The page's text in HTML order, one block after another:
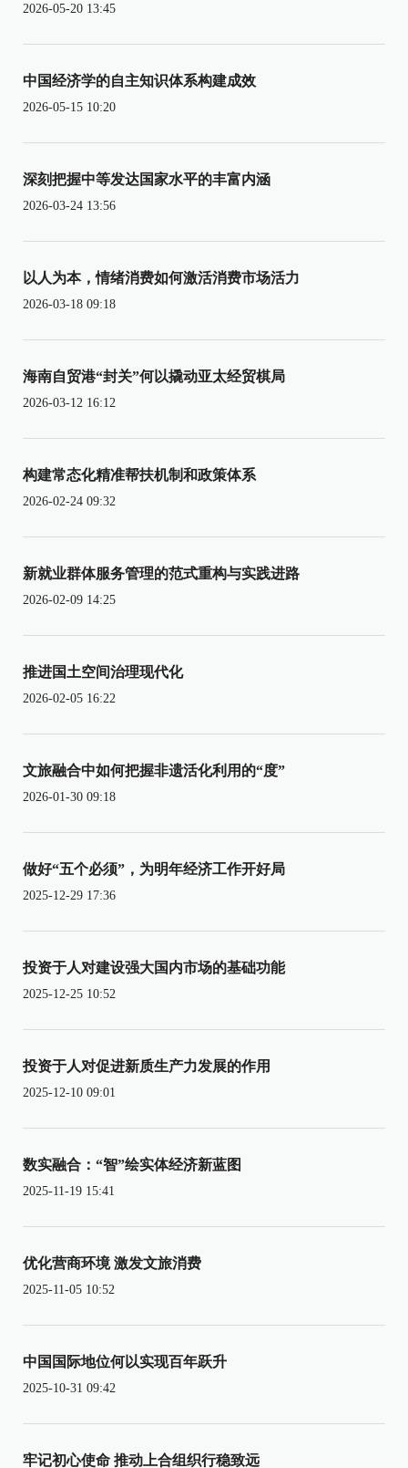
2026-05-20 13:45
中国经济学的自主知识体系构建成效
2026-05-15 10:20
深刻把握中等发达国家水平的丰富内涵
2026-03-24 13:56
以人为本，情绪消费如何激活消费市场活力
2026-03-18 09:18
海南自贸港“封关”何以撬动亚太经贸棋局
2026-03-12 16:12
构建常态化精准帮扶机制和政策体系
2026-02-24 09:32
新就业群体服务管理的范式重构与实践进路
2026-02-09 14:25
推进国土空间治理现代化
2026-02-05 16:22
文旅融合中如何把握非遗活化利用的“度”
2026-01-30 09:18
做好“五个必须”，为明年经济工作开好局
2025-12-29 17:36
投资于人对建设强大国内市场的基础功能
2025-12-25 10:52
投资于人对促进新质生产力发展的作用
2025-12-10 09:01
数实融合：“智”绘实体经济新蓝图
2025-11-19 15:41
优化营商环境 激发文旅消费
2025-11-05 10:52
中国国际地位何以实现百年跃升
2025-10-31 09:42
牢记初心使命 推动上合组织行稳致远